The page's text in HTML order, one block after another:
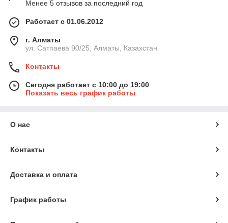
Менее 5 отзывов за последний год
Работает с 01.06.2012
г. Алматы
ул. Сатпаева 90/25, Алматы, Казахстан
Контакты
Сегодня работает с 10:00 до 19:00
Показать весь график работы
О нас
Контакты
Доставка и оплата
График работы